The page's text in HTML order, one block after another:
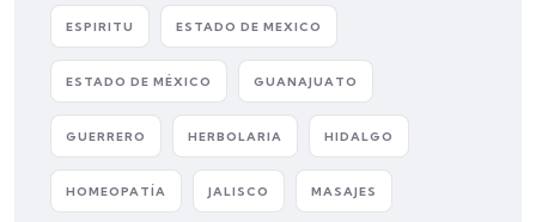
ESPIRITU ESTADO DE MEXICO
ESTADO DE MÉXICO GUANAJUATO
GUERRERO HERBOLARIA HIDALGO
HOMEOPATÍA JALISCO MASAJES